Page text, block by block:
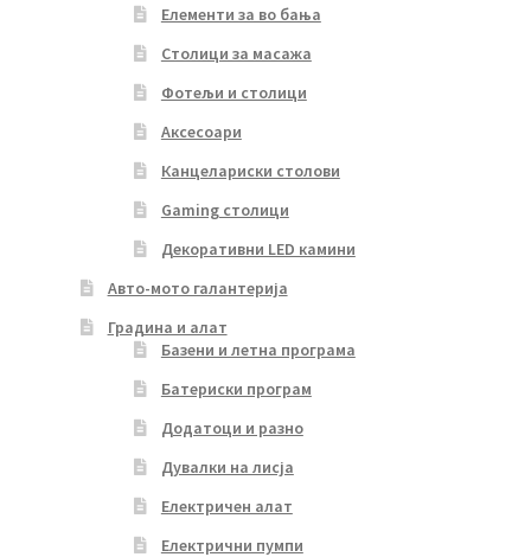
Елементи за во бања
Столици за масажа
Фотељи и столици
Аксесоари
Канцелариски столови
Gaming столици
Декоративни LED камини
Авто-мото галантерија
Градина и алат
Базени и летна програма
Батериски програм
Додатоци и разно
Дувалки на лисја
Електричен алат
Електрични пумпи